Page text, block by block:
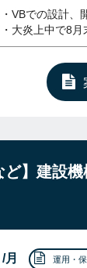
・VBでの設計、
・大炎上中で8
ど】建設
/月 運用・